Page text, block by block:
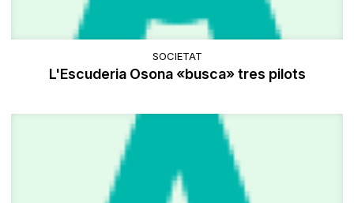
SOCIETAT
L'Escuderia Osona «busca» tres pilots